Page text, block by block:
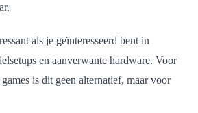
als je geïnteresseerd bent in
en aanverwante hardware. Voor
is dit geen alternatief, maar voor